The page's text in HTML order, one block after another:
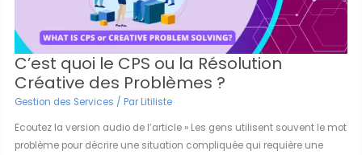
C’est quoi le CPS ou la Résolution
Créative des Problèmes ?
Gestion des Services / ParLitiliste
Ecoutez la version audio de l’article » Les gens utilisent souvent le mot
problème pour décrire une situation compliquée qui requière une